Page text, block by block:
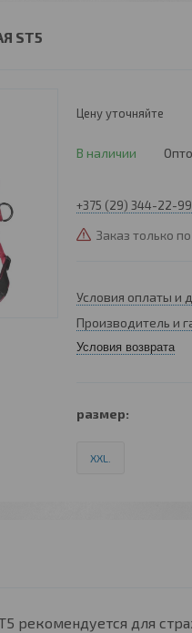
ST5
Цену уточняйте
В наличии
+375 (29) 344-22-99
Заказ только
Условия оплаты и
Производитель и
Условия возврата
размер:
XXL.
рекомендуется для